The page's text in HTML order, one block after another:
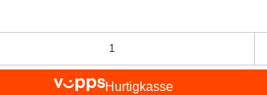
Hurtigkasse